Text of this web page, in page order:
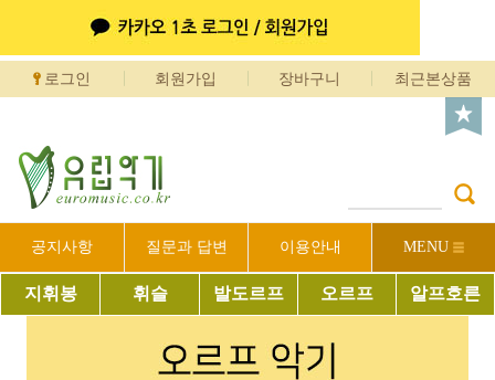
로그인 회원가입 장바구니 최근본상품
공지사항 질문과 답변 이용안내 MENU
지휘봉 휘슬 발도르프 오르프 알프호른